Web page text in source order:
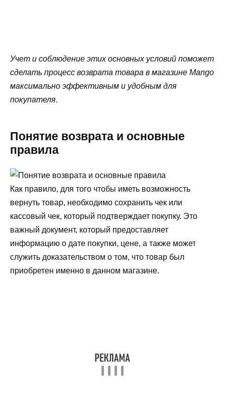
Учет и соблюдение этих основных условий поможет
сделать процесс возврата товара в магазине Mango
максимально эффективным и удобным для
покупателя.
Понятие возврата и основные
правила
Как правило, для того чтобы иметь возможность
вернуть товар, необходимо сохранить чек или
кассовый чек, который подтверждает покупку. Это
важный документ, который предоставляет
информацию о дате покупки, цене, а также может
служить доказательством о том, что товар был
приобретен именно в данном магазине.